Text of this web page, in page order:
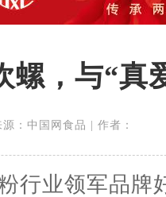
螺，与“真
：中国网食品 | 作者：
行业领军品牌